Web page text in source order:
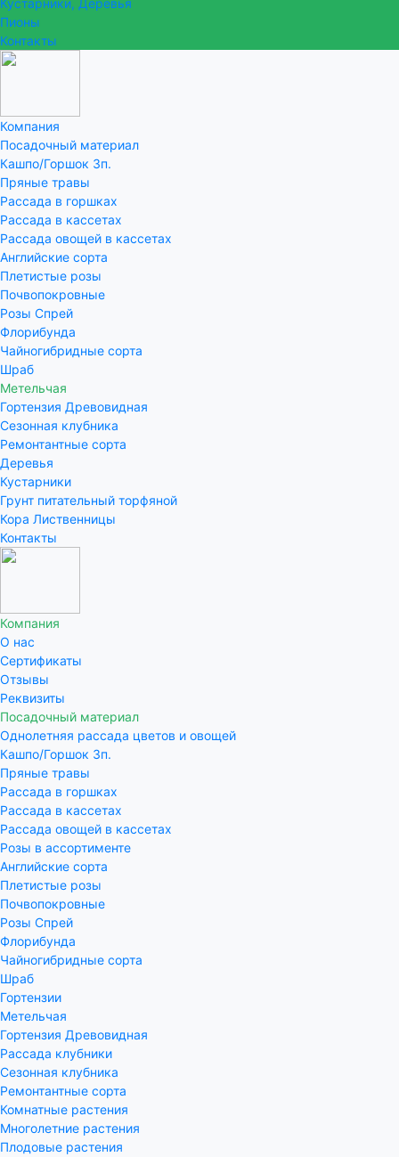
Кустарники, Деревья
Пионы
Контакты
Компания
Посадочный материал
Кашпо/Горшок 3п.
Пряные травы
Рассада в горшках
Рассада в кассетах
Рассада овощей в кассетах
Английские сорта
Плетистые розы
Почвопокровные
Розы Спрей
Флорибунда
Чайногибридные сорта
Шраб
Метельчая
Гортензия Древовидная
Сезонная клубника
Ремонтантные сорта
Деревья
Кустарники
Грунт питательный торфяной
Кора Лиственницы
Контакты
Компания
О нас
Сертификаты
Отзывы
Реквизиты
Посадочный материал
Однолетняя рассада цветов и овощей
Кашпо/Горшок 3п.
Пряные травы
Рассада в горшках
Рассада в кассетах
Рассада овощей в кассетах
Розы в ассортименте
Английские сорта
Плетистые розы
Почвопокровные
Розы Спрей
Флорибунда
Чайногибридные сорта
Шраб
Гортензии
Метельчая
Гортензия Древовидная
Рассада клубники
Сезонная клубника
Ремонтантные сорта
Комнатные растения
Многолетние растения
Плодовые растения